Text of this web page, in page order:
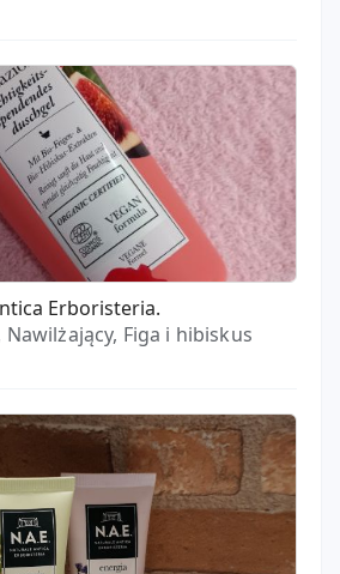
Erboristeria.
Figa i hibiskus